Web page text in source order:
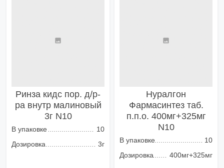
Ринза кидс пор. д/р-
ра внутр малиновый
3г N10
В упаковке
10
Дозировка
3г
Нуралгон
Фармасинтез таб.
п.п.о. 400мг+325мг
N10
В упаковке
10
Дозировка
400мг+325мг